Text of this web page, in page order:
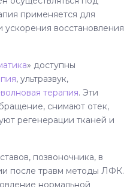
применяется для
восстановления
» доступны
, ультразвук,
терапия. Эти
снимают отек,
регенерации тканей и
позвоночника, в
после травм методы ЛФК.
нормальной